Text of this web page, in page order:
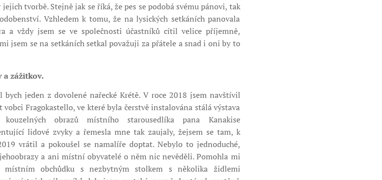
tvorbě. Stejně jak se říká, že pes se podobá svému pánovi, tak
Vzhledem k tomu, že na lysických setkáních panovala
a vždy jsem se ve společnosti účastníků cítil velice příjemně,
jsem se na setkáních setkal považuji za přátele a snad i oni by to
a zážitkov.
bych jeden z dovolené nařecké Krétě. V roce 2018 jsem navštívil
vobci Fragokastello, ve které byla čerstvě instalována stálá výstava
obrazů místního starousedlíka pana Kanakise
lidové zvyky a řemesla mne tak zaujaly, žejsem se tam, k
vrátil a pokoušel se namalíře doptat. Nebylo to jednoduché,
a ani místní obyvatelé o něm nic nevěděli. Pomohla mi
místním obchůdku s nezbytným stolkem s několika židlemi